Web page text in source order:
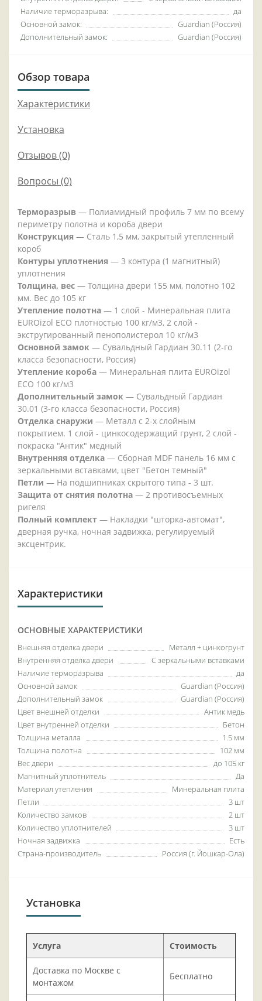
Наличие терморазрыва:
да
Основной замок:
Guardian (Россия)
Дополнительный замок:
Guardian (Россия)
Обзор товара
Характеристики
Установка
Отзывов (0)
Вопросы (0)
Терморазрыв — Полиамидный профиль 7 мм по всему
периметру полотна и короба двери
Конструкция — Сталь 1,5 мм, закрытый утепленный
короб
Контуры уплотнения — 3 контура (1 магнитный)
уплотнения
Толщина, вес — Толщина двери 155 мм, полотно 102
мм. Вес до 105 кг
Утепление полотна — 1 слой - Минеральная плита
EUROizol ECO плотностью 100 кг/м3, 2 слой -
экстругированный пенополистерол 10 кг/м3
Основной замок — Сувальдный Гардиан 30.11 (2-го
класса безопасности, Россия)
Утепление короба — Минеральная плита EUROizol
ECO 100 кг/м3
Дополнительный замок — Сувальдный Гардиан
30.01 (3-го класса безопасности, Россия)
Отделка снаружи — Металл с 2-х слойным
покрытием. 1 слой - цинкосодержащий грунт, 2 слой -
покраска "Антик" медный
Внутренняя отделка — Сборная MDF панель 16 мм с
зеркальными вставками, цвет "Бетон темный"
Петли — На подшипниках скрытого типа - 3 шт.
Защита от снятия полотна — 2 противосъемных
ригеля
Полный комплект — Накладки "шторка-автомат",
дверная ручка, ночная задвижка, регулируемый
эксцентрик.
Характеристики
ОСНОВНЫЕ ХАРАКТЕРИСТИКИ
Внешняя отделка двери
Металл + цинкогрунт
Внутренняя отделка двери
С зеркальными вставками
Наличие терморазрыва
да
Основной замок
Guardian (Россия)
Дополнительный замок
Guardian (Россия)
Цвет внешней отделки
Антик медь
Цвет внутренней отделки
Бетон
Толщина металла
1.5 мм
Толщина полотна
102 мм
Вес двери
до 105 кг
Магнитный уплотнитель
Да
Материал утепления
Минеральная плита
Петли
3 шт
Количество замков
2 шт
Количество уплотнителей
3 шт
Ночная задвижка
Есть
Страна-производитель
Россия (г. Йошкар-Ола)
Установка
Услуга Стоимость
Доставка по Москве с
монтажом
Бесплатно